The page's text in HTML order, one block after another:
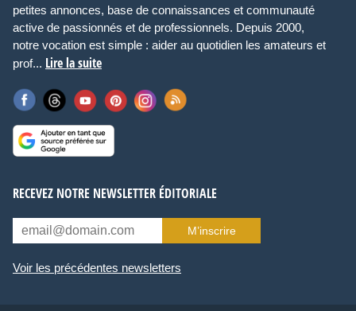
petites annonces, base de connaissances et communauté
active de passionnés et de professionnels. Depuis 2000,
notre vocation est simple : aider au quotidien les amateurs et
prof... Lire la suite
RECEVEZ NOTRE NEWSLETTER ÉDITORIALE
M’inscrire
Voir les précédentes newsletters